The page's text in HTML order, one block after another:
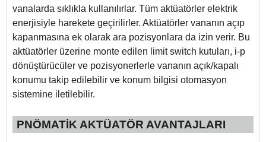
vanalarda sıklıkla kullanılırlar. Tüm aktüatörler elektrik
enerjisiyle harekete geçirilirler. Aktüatörler vananın açıp
kapanmasına ek olarak ara pozisyonlara da izin verir. Bu
aktüatörler üzerine monte edilen limit switch kutuları, i-p
dönüştürücüler ve pozisyonerlerle vananın açık/kapalı
konumu takip edilebilir ve konum bilgisi otomasyon
sistemine iletilebilir.
PNÖMATİK AKTÜATÖR AVANTAJLARI